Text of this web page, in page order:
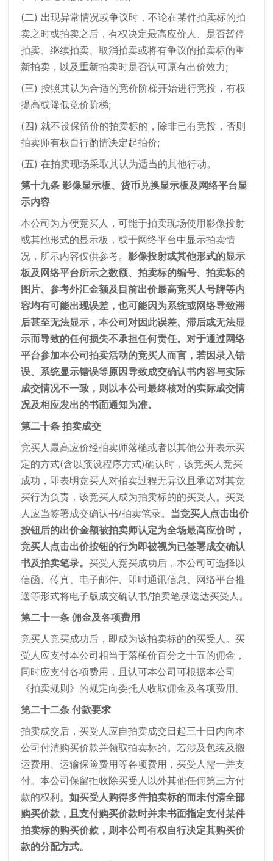
(二) 出现异常情况或争议时，不论在某件拍卖标的拍
卖之时或拍卖之后，有权决定最高应价人、是否暂停
拍卖、继续拍卖、取消拍卖或将有争议的拍卖标的重
新拍卖，以及重新拍卖时是否认可原有出价效力;
(三) 按照其认为合适的竞价阶梯开始进行竞投，有权
提高或降低竞价阶梯;
(四) 就不设保留价的拍卖标的，除非已有竞投，否则
拍卖师有权自行酌情决定起拍价;
(五) 在拍卖现场采取其认为适当的其他行动。
第十九条 影像显示板、货币兑换显示板及网络平台显
示内容
本公司为方便竞买人，可能于拍卖现场使用影像投射
或其他形式的显示板，或于网络平台中显示拍卖情
况，所示内容仅供参考。影像投射或其他形式的显示
板及网络平台所示之数额、拍卖标的编号、拍卖标的
图片、参考外汇金额及目前出价最高竞买人号牌等内
容均有可能出现误差，也可能因为系统或网络导致滞
后甚至无法显示，本公司对因此误差、滞后或无法显
示而导致的任何损失不承担任何责任。对于通过网络
平台参加本公司拍卖活动的竞买人而言，若因录入错
误、系统显示错误等原因导致成交确认书内容与实际
成交情况不一致，则以本公司最终核对的实际成交情
况及相应发出的书面通知为准。
第二十条 拍卖成交
竞买人最高应价经拍卖师落槌或者以其他公开表示买
定的方式(含以预设程序方式)确认时，该竞买人竞买
成功，即表明竞买人对拍卖过程无异议且承诺对其竞
买行为负责，该竞买人成为拍卖标的的买受人。买受
人应当签署成交确认书/拍卖笔录。 当竞买人点击出价
按钮后的出价金额被拍卖师认定为全场最高应价时，
竞买人点击出价按钮的行为即被视为已签署成交确认
书及拍卖笔录。买受人竞买成功后，本公司可选择以
信函、传真、电子邮件、即时通讯信息、网络平台推
送等形式将电子版成交确认书/拍卖笔录送达买受人。
第二十一条 佣金及各项费用
竞买人竞买成功后，即成为该拍卖标的的买受人。买
受人应支付本公司相当于落槌价百分之十五的佣金，
同时应支付各项费用，且认可本公司可根据本公司
《拍卖规则》的规定向委托人收取佣金及各项费用。
第二十二条 付款要求
拍卖成交后，买受人应自拍卖成交日起三十日内向本
公司付清购买价款并领取拍卖标的。若涉及包装及搬
运费用、运输保险费用等各项费用，买受人需一并支
付。本公司保留拒收除买受人以外其他任何第三方付
款的权利。如买受人购得多件拍卖标的而未付清全部
购买价款，且支付购买价款时并未书面指定支付某件
拍卖标的购买价款，则本公司有权自行决定其购买价
款的分配方式。